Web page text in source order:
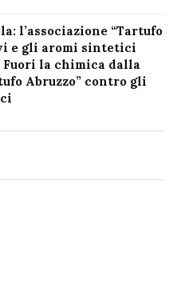
l’associazione “Tartufo
e gli aromi sintetici
Fuori la chimica dalla
Abruzzo” contro gli